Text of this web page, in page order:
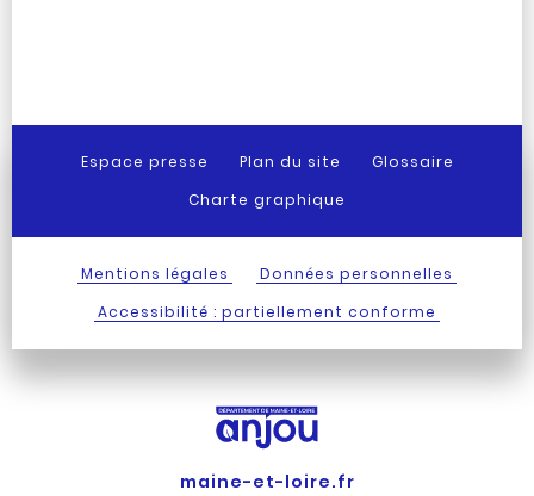
Espace presse Plan du site
Glossaire
Charte graphique
Mentions légales
Données personnelles
Accessibilité : partiellement conforme
maine-et-loire.fr